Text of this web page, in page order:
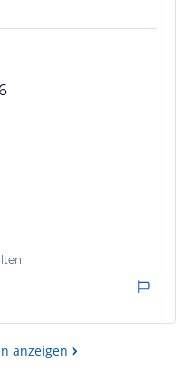
anzeigen